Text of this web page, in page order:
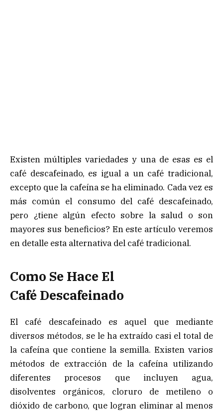
Existen múltiples variedades y una de esas es el
café descafeinado, es igual a un café tradicional,
excepto que la cafeína se ha eliminado. Cada vez es
más común el consumo del café descafeinado,
pero ¿tiene algún efecto sobre la salud o son
mayores sus beneficios? En este artículo veremos
en detalle esta alternativa del café tradicional.
Como Se Hace El
Café Descafeinado
El café descafeinado es aquel que mediante
diversos métodos, se le ha extraído casi el total de
la cafeína que contiene la semilla. Existen varios
métodos de extracción de la cafeína utilizando
diferentes procesos que incluyen agua,
disolventes orgánicos, cloruro de metileno o
dióxido de carbono, que logran eliminar al menos